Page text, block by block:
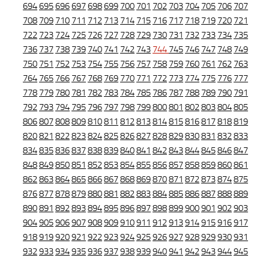
694695696697698699 700 701 702 703 704 705 706 707
708 709 710 711 712 713 714 715 716 717 718 719 720 721
722 723 724 725 726 727 728 729 730 731 732 733 734 735
736 737 738 739 740 741 742 743 744 745 746 747 748 749
750 751 752 753 754 755 756 757 758 759 760 761 762 763
764 765 766 767 768 769 770 771 772 773 774 775 776 777
778 779 780 781 782 783 784 785 786 787 788 789 790 791
792 793 794 795 796 797 798 799800801 802803804805
806807808809810811 812813814815816817818819
820821 822823824825826827828829830831 832833
834835836837838839840841 842843844845846847
848849850851 852853854855856857858859860861
862863864865866867868869870871 872873874875
876877878879880881 882883884885886887888889
890891 892893894895896897898899900901 902903
904905906907908909910911 912913914915916917
918919920921 922923924925926927928929930931
932933934935936937938939940941 942943944945